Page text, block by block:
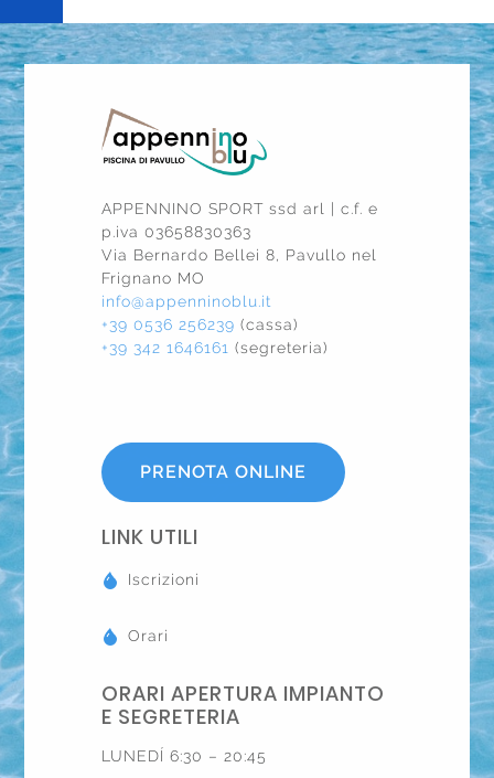
APPENNINO SPORT ssd arl | c.f. e
p.iva 03658830363
Via Bernardo Bellei 8, Pavullo nel
Frignano MO
info@appenninoblu.it
+39 0536 256239 (cassa)
+39 342 1646161 (segreteria)
PRENOTA ONLINE
LINK UTILI
Iscrizioni
Orari
ORARI APERTURA IMPIANTO
E SEGRETERIA
LUNEDÍ 6:30 – 20:45